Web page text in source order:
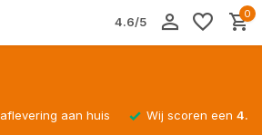
4.6/5
0
aflevering aan huis Wij scoren een